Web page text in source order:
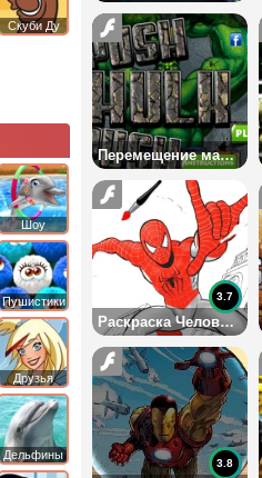
Перемещение машины
Раскраска Человека Паука
3.7
3.8
Скуби Ду
Шоу
дельфинов
Пушистики
Друзья
ангелов
Дельфины